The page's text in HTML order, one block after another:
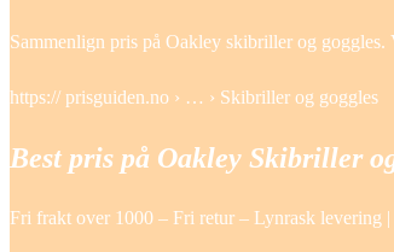
Sammenlign pris på Oakley skibriller og
https:// prisguiden.no › … › Skibriller og goggles
Best pris på Oakley Skibriller
Fri frakt over 1000 – Fri retur – Lynrask levering